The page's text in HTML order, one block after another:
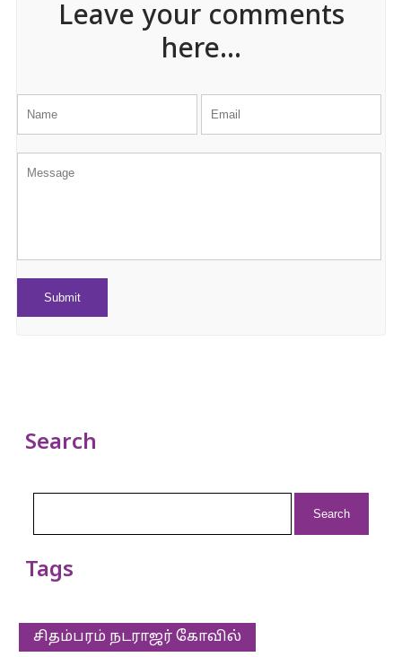
Leave your comments
here...
Search
Tags
சிதம்பரம் நடராஜர் கோவில்